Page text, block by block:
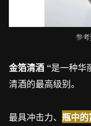
参考
金箔清酒 “是一种华
清酒的最高级别。
最具冲击力、 瓶中的